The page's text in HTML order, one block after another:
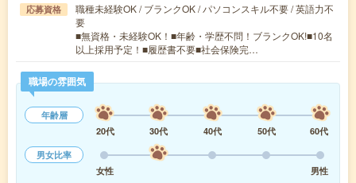
応募資格
職種未経験OK / ブランクOK / パソコンスキル不要 / 英語力不
要
■無資格・未経験OK！■年齢・学歴不問！ブランクOK!■10名
以上採用予定！■履歴書不要■社会保険完…
職場の雰囲気
年齢層
20代
30代 40代 50代
60代
男女比率
女性
男性